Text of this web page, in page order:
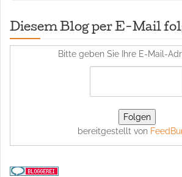
Diesem Blog per E-Mail
Bitte geben Sie Ihre E-Mail-
bereitgestellt von